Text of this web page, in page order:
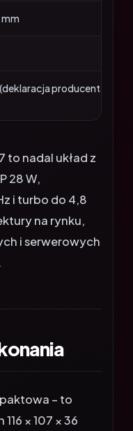
mm
producenta)
to nadal układ z
28 W,
i turbo do 4,8
na rynku,
i serwerowych
– to
× 107 × 36